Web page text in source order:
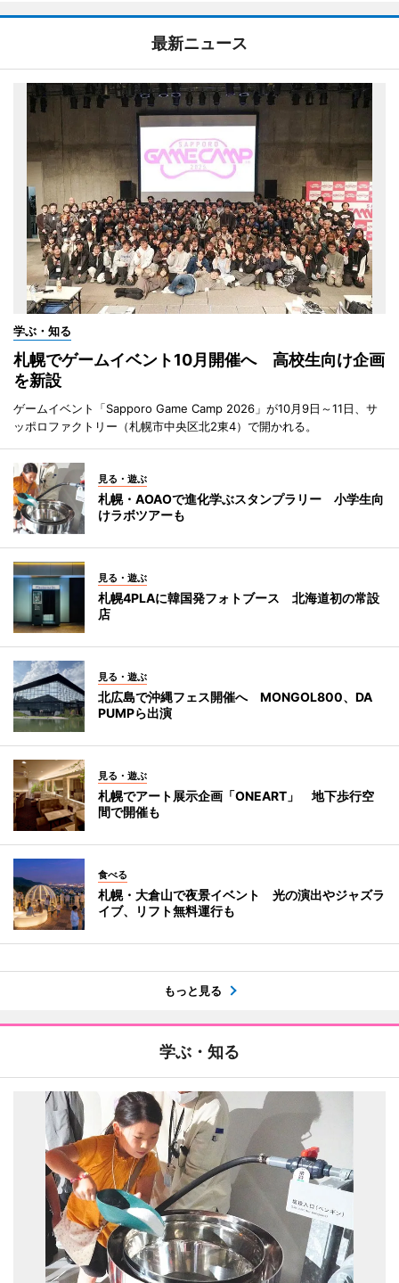
最新ニュース
学ぶ・知る
札幌でゲームイベント10月開催へ 高校生向け企画
を新設
ゲームイベント「Sapporo Game Camp 2026」が10月9日～11日、サ
ッポロファクトリー（札幌市中央区北2東4）で開かれる。
見る・遊ぶ
札幌・AOAOで進化学ぶスタンプラリー 小学生向
けラボツアーも
見る・遊ぶ
札幌4PLAに韓国発フォトブース 北海道初の常設
店
見る・遊ぶ
北広島で沖縄フェス開催へ MONGOL800、DA
PUMPら出演
見る・遊ぶ
札幌でアート展示企画「ONEART」 地下歩行空
間で開催も
食べる
札幌・大倉山で夜景イベント 光の演出やジャズラ
イブ、リフト無料運行も
もっと見る
学ぶ・知る